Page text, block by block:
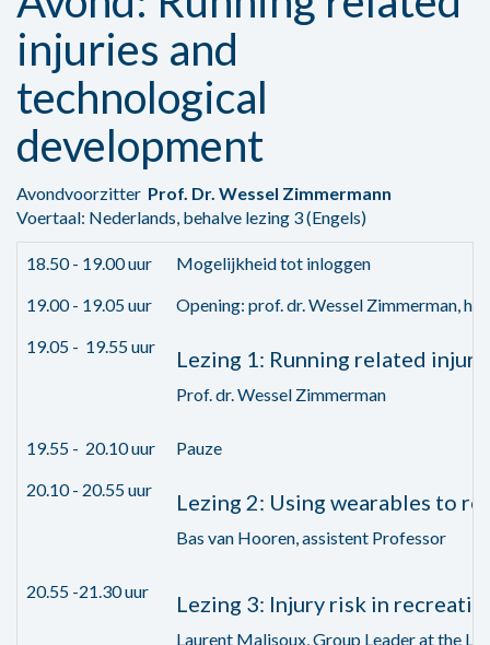
injuries and
technological
development
Avondvoorzitter Prof. Dr. Wessel Zimmermann
Voertaal: Nederlands, behalve lezing 3 (Engels)
18.50 - 19.00 uur
Mogelijkheid tot inloggen
19.00 - 19.05 uur
Opening: prof. dr. Wessel Zimmerman,
19.05 - 19.55 uur
Lezing 1: Running related
Prof. dr. Wessel Zimmerman
19.55 - 20.10 uur
Pauze
20.10 - 20.55 uur
Lezing 2: Using wearables to
Bas van Hooren, assistent Professor
20.55 -21.30 uur Lezing 3: Injury risk in
Laurent Malisoux, Group Leader at the